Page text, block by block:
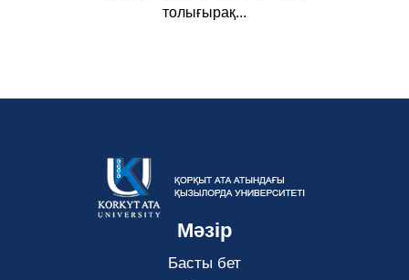
толығырақ...
Мәзір
Басты бет